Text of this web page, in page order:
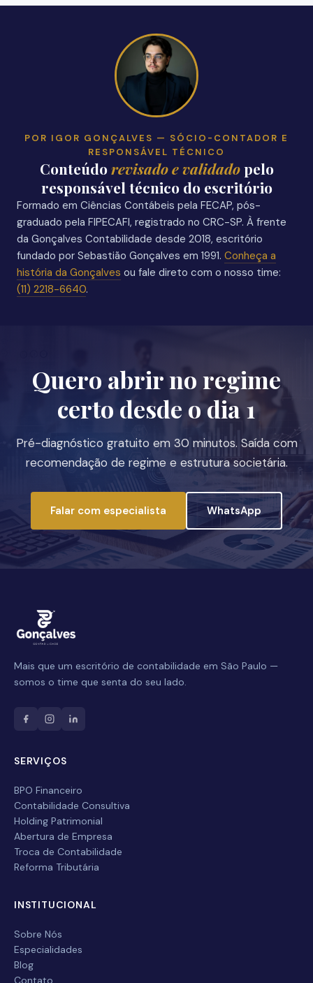
POR IGOR GONÇALVES — SÓCIO-CONTADOR E
RESPONSÁVEL TÉCNICO
Conteúdorevisado e validadopelo
responsável técnico do escritório
Formado em Ciências Contábeis pela FECAP, pós-
graduado pela FIPECAFI, registrado no CRC-SP. À frente
da Gonçalves Contabilidade desde 2018, escritório
fundado por Sebastião Gonçalves em 1991. Conheça a
história da Gonçalves ou fale direto com o nosso time:
(11) 2218-6640.
Quero abrir no regime
certo desde o dia 1
Pré-diagnóstico gratuito em 30 minutos. Saída com
recomendação de regime e estrutura societária.
Falar com especialista WhatsApp
Nome Completo
E-mail
Celular / WhatsApp
Empresa
Serviço desejado
Mais que um escritório de contabilidade em São Paulo —
somos o time que senta do seu lado.
SERVIÇOS
BPO Financeiro
Contabilidade Consultiva
Holding Patrimonial
Abertura de Empresa
Troca de Contabilidade
Reforma Tributária
INSTITUCIONAL
Sobre Nós
Especialidades
Blog
Contato